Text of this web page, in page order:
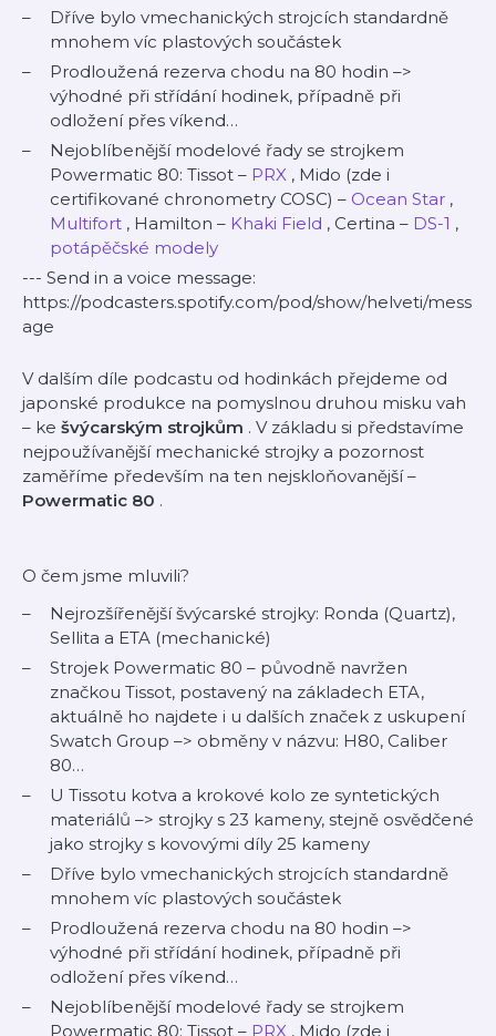
Dříve bylo vmechanických strojcích standardně
mnohem víc plastových součástek
Prodloužená rezerva chodu na 80 hodin –>
výhodné při střídání hodinek, případně při
odložení přes víkend…
Nejoblíbenější modelové řady se strojkem
Powermatic 80: Tissot – PRX , Mido (zde i
certifikované chronometry COSC) – Ocean Star ,
Multifort , Hamilton – Khaki Field , Certina – DS-1 ,
potápěčské modely
--- Send in a voice message:
https://podcasters.spotify.com/pod/show/helveti/mess
age
V dalším díle podcastu od hodinkách přejdeme od
japonské produkce na pomyslnou druhou misku vah
– ke švýcarským strojkům . V základu si představíme
nejpoužívanější mechanické strojky a pozornost
zaměříme především na ten nejskloňovanější –
Powermatic 80 .
O čem jsme mluvili?
Nejrozšířenější švýcarské strojky: Ronda (Quartz),
Sellita a ETA (mechanické)
Strojek Powermatic 80 – původně navržen
značkou Tissot, postavený na základech ETA,
aktuálně ho najdete i u dalších značek z uskupení
Swatch Group –> obměny v názvu: H80, Caliber
80…
U Tissotu kotva a krokové kolo ze syntetických
materiálů –> strojky s 23 kameny, stejně osvědčené
jako strojky s kovovými díly 25 kameny
Dříve bylo vmechanických strojcích standardně
mnohem víc plastových součástek
Prodloužená rezerva chodu na 80 hodin –>
výhodné při střídání hodinek, případně při
odložení přes víkend…
Nejoblíbenější modelové řady se strojkem
Powermatic 80: Tissot – PRX , Mido (zde i